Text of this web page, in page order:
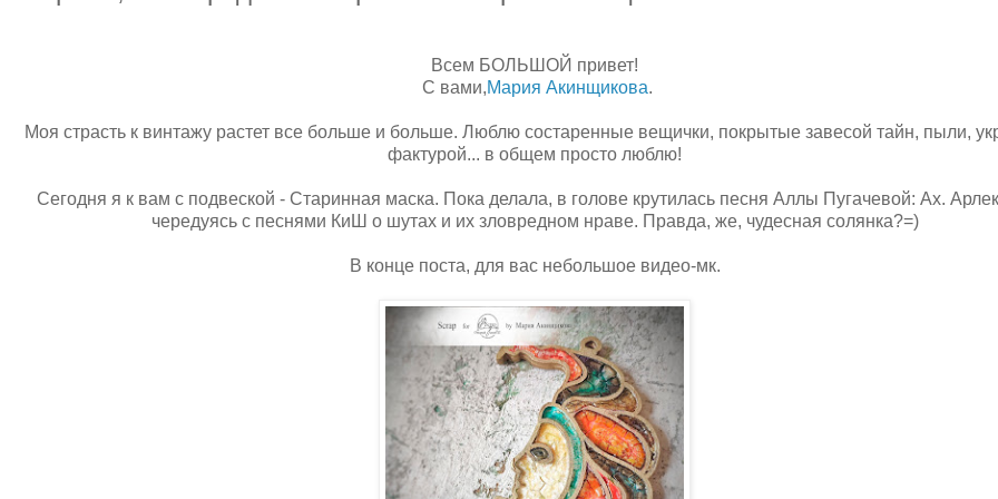
Всем БОЛЬШОЙ привет!
С вами,Мария Акинщикова.
Моя страсть к винтажу растет все больше и больше. Люблю состаренные вещички, покрытые завесой тайн, пыли,
фактурой... в общем просто люблю!
Сегодня я к вам с подвеской - Старинная маска. Пока делала, в голове крутилась песня Аллы Пугачевой: Ах.
чередуясь с песнями КиШ о шутах и их зловредном нраве. Правда, же, чудесная солянка?=)
В конце поста, для вас небольшое видео-мк.